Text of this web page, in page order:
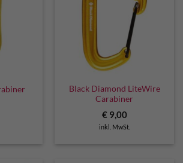
Black Diamond LiteWire
Carabiner
€9,00
inkl. MwSt.